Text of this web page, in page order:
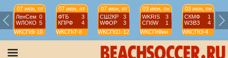
07 июн, пт
ЛенСем 0
WЛОКО 5
WКСПб9-10
07 июн, пт
ФТБ
3
КПРФ
4
WКСПб7-8
07 июн, пт
СШ2КР
3
WФОР
3
WКСПб11-12
03 июн, пн
WKRIS
3
СПбW
1
WКСПбФин
03 июн, пн
СКМФ
1
WЗВЗ
4
WКСПб3-4